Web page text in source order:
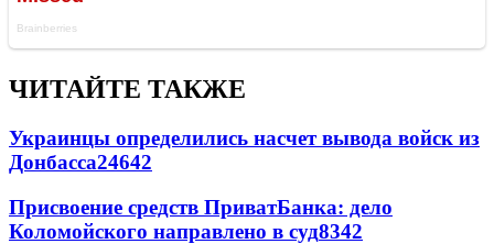
ЧИТАЙТЕ ТАКЖЕ
Украинцы определились насчет вывода войск из
Донбасса24642
Присвоение средств ПриватБанка: дело
Коломойского направлено в суд8342